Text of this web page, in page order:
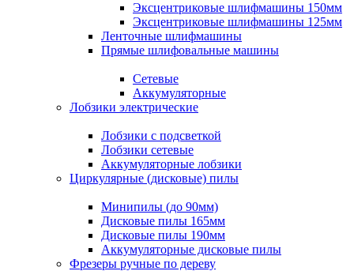
Эксцентриковые шлифмашины 150мм
Эксцентриковые шлифмашины 125мм
Ленточные шлифмашины
Прямые шлифовальные машины
Сетевые
Аккумуляторные
Лобзики электрические
Лобзики с подсветкой
Лобзики сетевые
Аккумуляторные лобзики
Циркулярные (дисковые) пилы
Минипилы (до 90мм)
Дисковые пилы 165мм
Дисковые пилы 190мм
Аккумуляторные дисковые пилы
Фрезеры ручные по дереву